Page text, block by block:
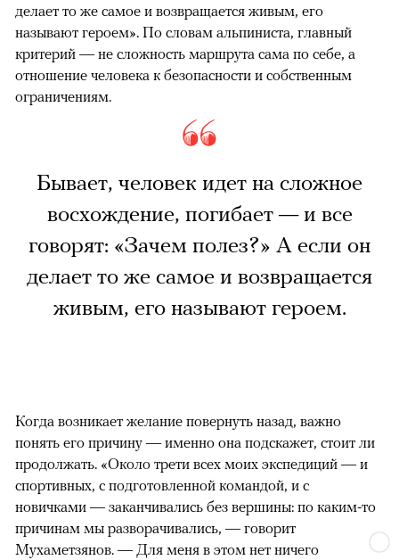
делает то же самое и возвращается живым, его
называют героем». По словам альпиниста, главный
критерий — не сложность маршрута сама по себе, а
отношение человека к безопасности и собственным
ограничениям.
Бывает, человек идет на сложное
восхождение, погибает — и все
говорят: «Зачем полез?» А если он
делает то же самое и возвращается
живым, его называют героем.
Когда возникает желание повернуть назад, важно
понять его причину — именно она подскажет, стоит ли
продолжать. «Около трети всех моих экспедиций — и
спортивных, с подготовленной командой, и с
новичками — заканчивались без вершины: по каким-то
причинам мы разворачивались, — говорит
Мухаметзянов. — Для меня в этом нет ничего